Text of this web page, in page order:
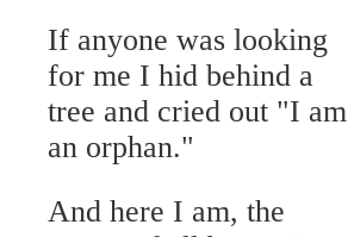
If anyone was looking
for me I hid behind a
tree and cried out "I am
an orphan."
And here I am, the